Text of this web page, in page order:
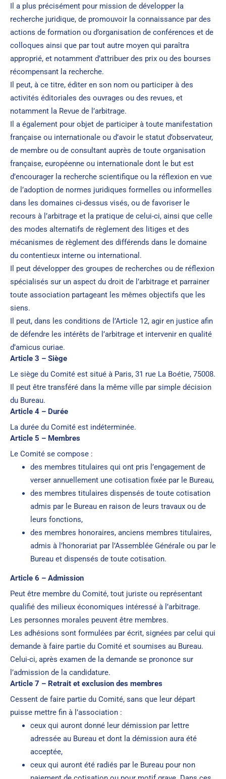
Il a plus précisément pour mission de développer la
recherche juridique, de promouvoir la connaissance par des
actions de formation ou d’organisation de conférences et de
colloques ainsi que par tout autre moyen qui paraîtra
approprié, et notamment d’attribuer des prix ou des bourses
récompensant la recherche.
Il peut, à ce titre, éditer en son nom ou participer à des
activités éditoriales des ouvrages ou des revues, et
notamment la Revue de l’arbitrage.
Il a également pour objet de participer à toute manifestation
française ou internationale ou d’avoir le statut d’observateur,
de membre ou de consultant auprès de toute organisation
française, européenne ou internationale dont le but est
d’encourager la recherche scientifique ou la réflexion en vue
de l’adoption de normes juridiques formelles ou informelles
dans les domaines ci-dessus visés, ou de favoriser le
recours à l’arbitrage et la pratique de celui-ci, ainsi que celle
des modes alternatifs de règlement des litiges et des
mécanismes de règlement des différends dans le domaine
du contentieux interne ou international.
Il peut développer des groupes de recherches ou de réflexion
spécialisés sur un aspect du droit de l’arbitrage et parrainer
toute association partageant les mêmes objectifs que les
siens.
Il peut, dans les conditions de l’Article 12, agir en justice afin
de défendre les intérêts de l’arbitrage et intervenir en qualité
d’amicus curiae.
Article 3 – Siège
Le siège du Comité est situé à Paris, 31 rue La Boétie, 75008.
Il peut être transféré dans la même ville par simple décision
du Bureau.
Article 4 – Durée
La durée du Comité est indéterminée.
Article 5 – Membres
Le Comité se compose :
des membres titulaires qui ont pris l’engagement de
verser annuellement une cotisation fixée par le Bureau,
des membres titulaires dispensés de toute cotisation
admis par le Bureau en raison de leurs travaux ou de
leurs fonctions,
des membres honoraires, anciens membres titulaires,
admis à l’honorariat par l’Assemblée Générale ou par le
Bureau et dispensés de toute cotisation.
Article 6 – Admission
Peut être membre du Comité, tout juriste ou représentant
qualifié des milieux économiques intéressé à l’arbitrage.
Les personnes morales peuvent être membres.
Les adhésions sont formulées par écrit, signées par celui qui
demande à faire partie du Comité et soumises au Bureau.
Celui-ci, après examen de la demande se prononce sur
l’admission de la candidature.
Article 7 – Retrait et exclusion des membres
Cessent de faire partie du Comité, sans que leur départ
puisse mettre fin à l’association :
ceux qui auront donné leur démission par lettre
adressée au Bureau et dont la démission aura été
acceptée,
ceux qui auront été radiés par le Bureau pour non